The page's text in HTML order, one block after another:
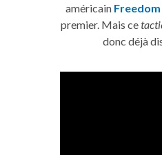
américain Freedom
premier. Mais ce
donc déjà